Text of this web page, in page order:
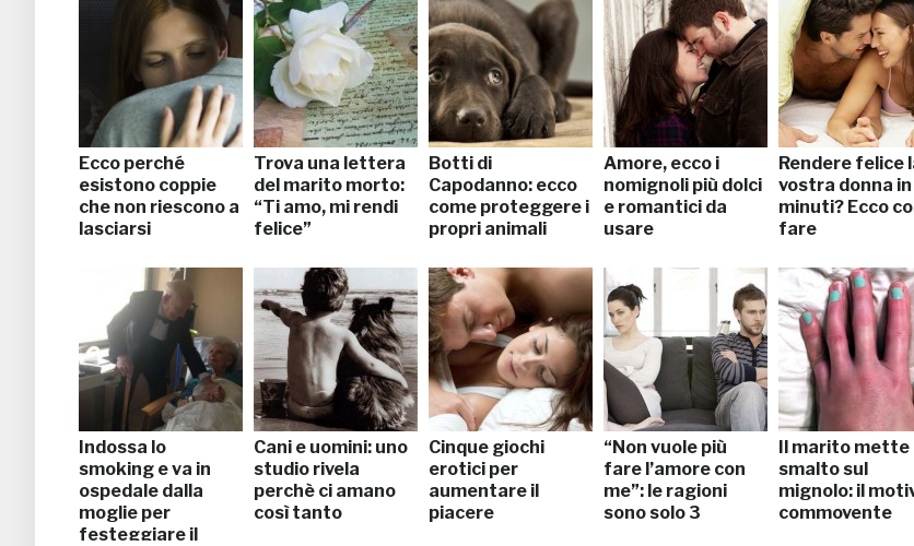
Ecco perché
esistono coppie
che non riescono a
lasciarsi
Trova una lettera
del marito morto:
“Ti amo, mi rendi
felice”
Botti di
Capodanno: ecco
come proteggere i
propri animali
Amore, ecco i
nomignoli più dolci
e romantici da
usare
Rendere felice
vostra donna
minuti? Ecco
fare
Indossa lo
smoking e va in
ospedale dalla
moglie per
festeggiare il
Cani e uomini: uno
studio rivela
perchè ci amano
così tanto
Cinque giochi
erotici per
aumentare il
piacere
“Non vuole più
fare l’amore con
me”: le ragioni
sono solo 3
Il marito mette
smalto sul
mignolo: il
commovente